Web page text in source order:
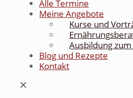
Alle Termine
Meine Angebote
Kurse und
Ausbildung
Blog und Rezepte
Kontakt
✕